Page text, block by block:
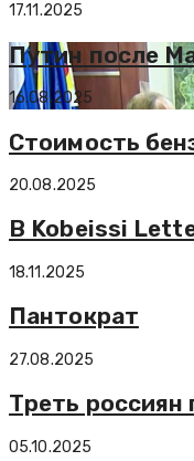
17.11.2025
Путин после
16.08.2025
Стоимость
20.08.2025
В Kobeissi
18.11.2025
Пантократ
27.08.2025
Треть россиян
05.10.2025